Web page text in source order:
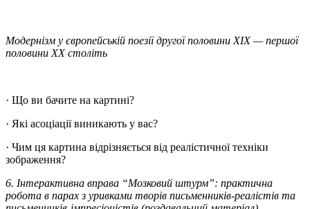
Модернізм у європейській поезії другої половини XIX — першої
половини XX століть
· Що ви бачите на картині?
· Які асоціації виникають у вас?
· Чим ця картина відрізняється від реалістичної техніки
зображення?
6. Інтерактивна вправа “Мозковий штурм”: практична
робота в парах з уривками творів письменників-реалістів та